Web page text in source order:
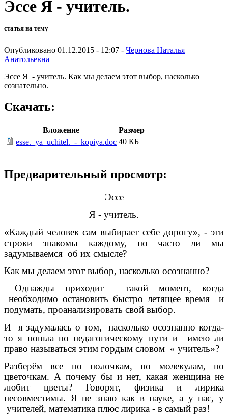
Эссе Я - учитель.
статья на тему
Опубликовано 01.12.2015 - 12:07 - Чернова Наталья
Анатольевна
Эссе Я - учитель. Как мы делаем этот выбор, насколько
сознательно.
Скачать:
Вложение
Размер
esse._ya_uchitel._-_kopiya.doc 40 КБ
Предварительный просмотр:
Эссе
Я - учитель.
«Каждый человек сам выбирает себе дорогу», - эти
строки знакомы каждому, но часто ли мы
задумываемся об их смысле?
Как мы делаем этот выбор, насколько осознанно?
Однажды приходит такой момент, когда
необходимо остановить быстро летящее время и
подумать, проанализировать свой выбор.
И я задумалась о том, насколько осознанно когда-
то я пошла по педагогическому пути и имею ли
право называться этим гордым словом « учитель»?
Разберём все по полочкам, по молекулам, по
цветочкам. А почему бы и нет, какая женщина не
любит цветы? Говорят, физика и лирика
несовместимы. Я не знаю как в науке, а у нас, у
учителей, математика плюс лирика - в самый раз!